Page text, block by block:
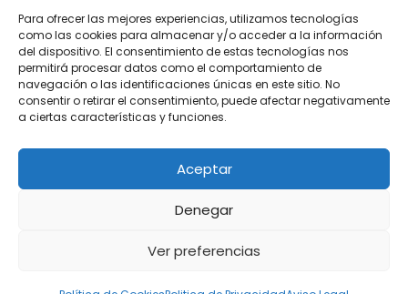
Para ofrecer las mejores experiencias, utilizamos tecnologías
como las cookies para almacenar y/o acceder a la información
del dispositivo. El consentimiento de estas tecnologías nos
permitirá procesar datos como el comportamiento de
navegación o las identificaciones únicas en este sitio. No
consentir o retirar el consentimiento, puede afectar negativamente
a ciertas características y funciones.
Aceptar
Denegar
Ver preferencias
ELIGE TU MESA DE MEZCLAS PERFECTA
Mesas Profesionales Hercules
Mesas más Caras de Pioneer
Mesas Numark por menos de 300 €